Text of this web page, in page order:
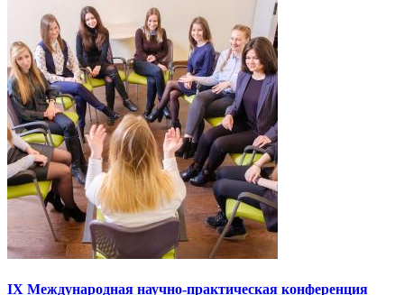
IX Международная научно-практическая конференция